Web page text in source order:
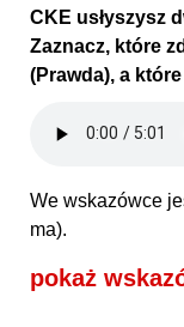
CKE usłyszysz
Zaznacz, które
(Prawda), a które
We wskazówce
ma).
pokaż